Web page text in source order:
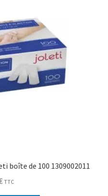
boîte de 100 1309002011
TTC